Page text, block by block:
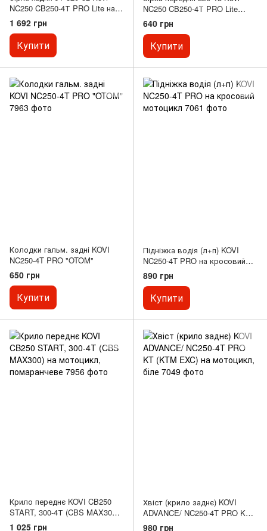
NC250 CB250-4Т PRO Lite на
мотоцикл
1 692 грн
Купити
NC250 CB250-4Т PRO Lite
GEON X-Road 250 Shineray
XY250GY-7 на мотоцикл
640 грн
Купити
Колодки гальм. задні KOVI
NC250-4T PRO "OTOM"
650 грн
Купити
Підніжка водія (л+п) KOVI
NC250-4T PRO на кросовий
мотоцикл
890 грн
Купити
Крило переднє KOVI CB250
START, 300-4Т (CBS MAX300)
на мотоцикл, помаранчеве
1 025 грн
Хвіст (крило заднє) KOVI
ADVANCE/ NC250-4T PRO KT
(KTM EXC) на мотоцикл, біле
980 грн